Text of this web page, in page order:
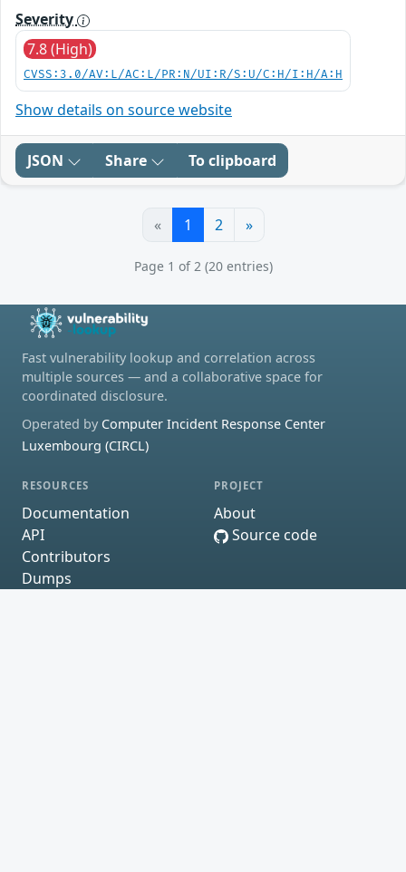
Severity
7.8 (High)
CVSS:3.0/AV:L/AC:L/PR:N/UI:R/S:U/C:H/I:H/A:H
Show details on source website
JSON Share To clipboard
« 1 2 »
Page 1 of 2 (20 entries)
Fast vulnerability lookup and correlation across
multiple sources — and a collaborative space for
coordinated disclosure.
Operated by Computer Incident Response Center
Luxembourg (CIRCL)
RESOURCES
Documentation
API
Contributors
Dumps
PROJECT
About
Source code